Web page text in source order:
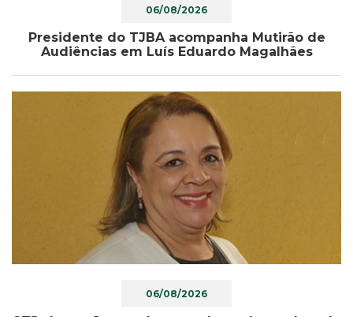
06/08/2026
Presidente do TJBA acompanha Mutirão de
Audiências em Luís Eduardo Magalhães
06/08/2026